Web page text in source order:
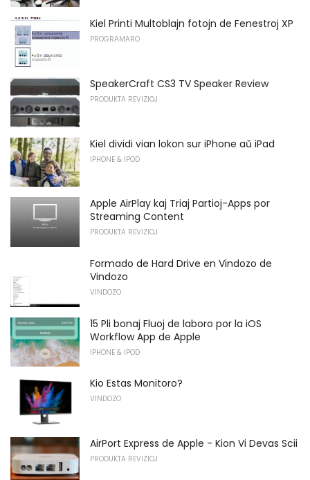
Kiel Printi Multoblajn fotojn de Fenestroj XP
PROGRAMARO
SpeakerCraft CS3 TV Speaker Review
PRODUKTA REVIZIOJ
Kiel dividi vian lokon sur iPhone aŭ iPad
IPHONE & IPOD
Apple AirPlay kaj Triaj Partioj-Apps por
Streaming Content
PRODUKTA REVIZIOJ
Formado de Hard Drive en Vindozo de
Vindozo
VINDOZO
15 Pli bonaj Fluoj de laboro por la iOS
Workflow App de Apple
IPHONE & IPOD
Kio Estas Monitoro?
VINDOZO
AirPort Express de Apple - Kion Vi Devas Scii
PRODUKTA REVIZIOJ